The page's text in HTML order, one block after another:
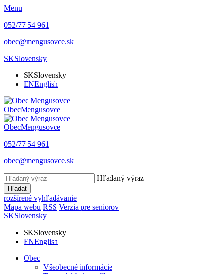
Menu
052/77 54 961
obec@mengusovce.sk
SKSlovensky
SKSlovensky
ENEnglish
ObecMengusovce
ObecMengusovce
052/77 54 961
obec@mengusovce.sk
Hľadaný výraz
Hľadať
rozšírené vyhľadávanie
Mapa webu RSS Verzia pre seniorov
SKSlovensky
SKSlovensky
ENEnglish
Obec
Všeobecné informácie